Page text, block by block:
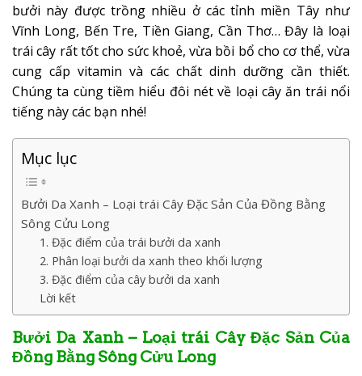
bưởi này được trồng nhiều ở các tỉnh miền Tây như
Vĩnh Long, Bến Tre, Tiền Giang, Cần Thơ… Đây là loại
trái cây rất tốt cho sức khoẻ, vừa bồi bổ cho cơ thể, vừa
cung cấp vitamin và các chất dinh dưỡng cần thiết.
Chúng ta cùng tiềm hiểu đôi nét về loại cây ăn trái nổi
tiếng này các bạn nhé!
Mục lục
Bưởi Da Xanh – Loại trái Cây Đặc Sản Của Đồng Bằng
Sông Cửu Long
1. Đặc điểm của trái bưởi da xanh
2. Phân loại bưởi da xanh theo khối lượng
3. Đặc điểm của cây bưởi da xanh
Lời kết
Bưởi Da Xanh – Loại trái Cây Đặc Sản Của
Đồng Bằng Sông Cửu Long